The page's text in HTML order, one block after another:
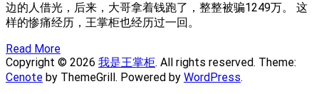
边的人借光，后来，大哥拿着钱跑了，整整被骗1249万。 这
样的惨痛经历，王掌柜也经历过一回。
Read More
Copyright © 2026 我是王掌柜. All rights reserved. Theme:
Cenote by ThemeGrill. Powered by WordPress.